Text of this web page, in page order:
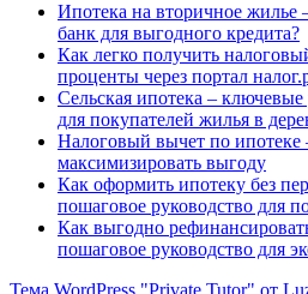
Ипотека на вторичное жилье
банк для выгодного кредита?
Как легко получить
проценты через портал
Сельская ипотека –
для покупателей жилья в
Налоговый вычет по ипотеке
максимизировать выгоду
Как оформить ипотеку без
пошаговое руководство для
Как выгодно
пошаговое руководство для